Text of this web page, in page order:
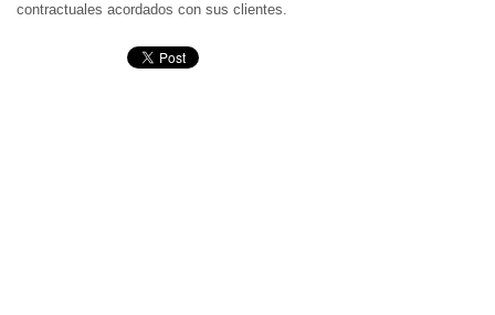
contractuales acordados con sus clientes.